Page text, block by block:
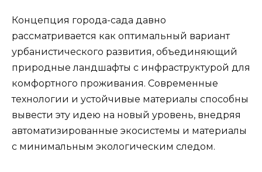
Концепция города-сада давно
рассматривается как оптимальный вариант
урбанистического развития, объединяющий
природные ландшафты с инфраструктурой для
комфортного проживания. Современные
технологии и устойчивые материалы способны
вывести эту идею на новый уровень, внедряя
автоматизированные экосистемы и материалы
с минимальным экологическим следом.